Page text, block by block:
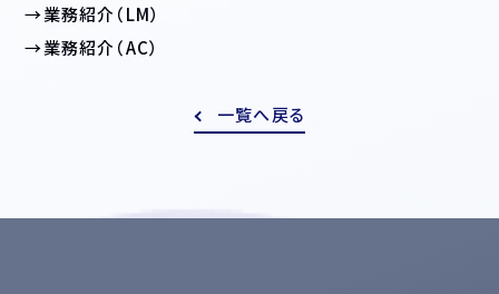
→業務紹介（LM）
→業務紹介（AC）
一覧へ戻る